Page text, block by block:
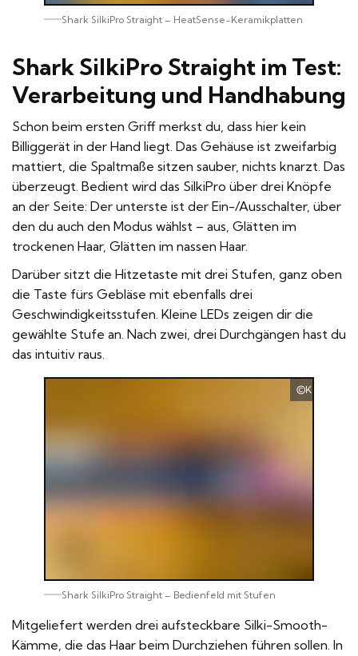
Shark SilkiPro Straight – HeatSense-Keramikplatten
Shark SilkiPro Straight im Test:
Verarbeitung und Handhabung
Schon beim ersten Griff merkst du, dass hier kein
Billiggerät in der Hand liegt. Das Gehäuse ist zweifarbig
mattiert, die Spaltmaße sitzen sauber, nichts knarzt. Das
überzeugt. Bedient wird das SilkiPro über drei Knöpfe
an der Seite: Der unterste ist der Ein-/Ausschalter, über
den du auch den Modus wählst – aus, Glätten im
trockenen Haar, Glätten im nassen Haar.
Darüber sitzt die Hitzetaste mit drei Stufen, ganz oben
die Taste fürs Gebläse mit ebenfalls drei
Geschwindigkeitsstufen. Kleine LEDs zeigen dir die
gewählte Stufe an. Nach zwei, drei Durchgängen hast du
das intuitiv raus.
Kramer
Shark SilkiPro Straight – Bedienfeld mit Stufen
Mitgeliefert werden drei aufsteckbare Silki-Smooth-
Kämme, die das Haar beim Durchziehen führen sollen. In